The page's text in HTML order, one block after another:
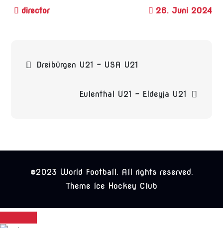
26. Juni 2024
Beitragsnavigation
Dreibürgen U21 – USA U21
Eulenthal U21 – Eldeyja U21
©2023 World Football. All rights reserved.
Theme Ice Hockey Club